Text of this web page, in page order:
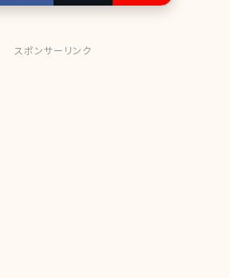
スポンサーリンク